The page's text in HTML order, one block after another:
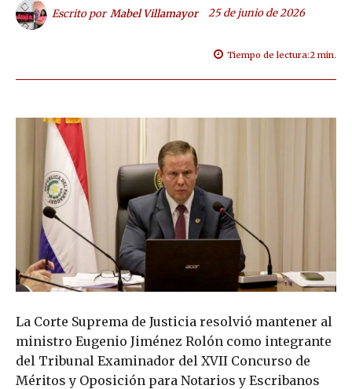
Escrito por Mabel Villamayor 25 de junio de 2026
Tiempo de lectura:2 min.
La Corte Suprema de Justicia resolvió mantener al
ministro Eugenio Jiménez Rolón como integrante
del Tribunal Examinador del XVII Concurso de
Méritos y Oposición para Notarios y Escribanos